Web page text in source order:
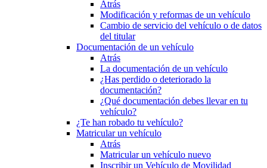
Atrás
Modificación y reformas de un vehículo
Cambio de servicio del vehículo o de datos
del titular
Documentación de un vehículo
Atrás
La documentación de un vehículo
¿Has perdido o deteriorado la
documentación?
¿Qué documentación debes llevar en tu
vehículo?
¿Te han robado tu vehículo?
Matricular un vehículo
Atrás
Matricular un vehículo nuevo
Inscribir un Vehículo de Movilidad